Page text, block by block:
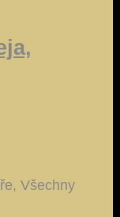
Všechny